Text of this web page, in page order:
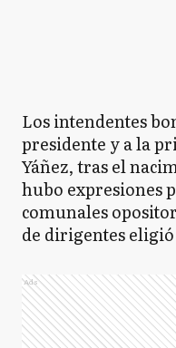
Los intendentes
presidente y a la
Yáñez, tras el
hubo expresiones
comunales
de dirigentes
Ads